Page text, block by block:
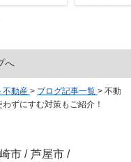
へ
不動産 > ブログ記事一覧 > 不動
ずにすむ対策もご紹介！
市 / 芦屋市 /